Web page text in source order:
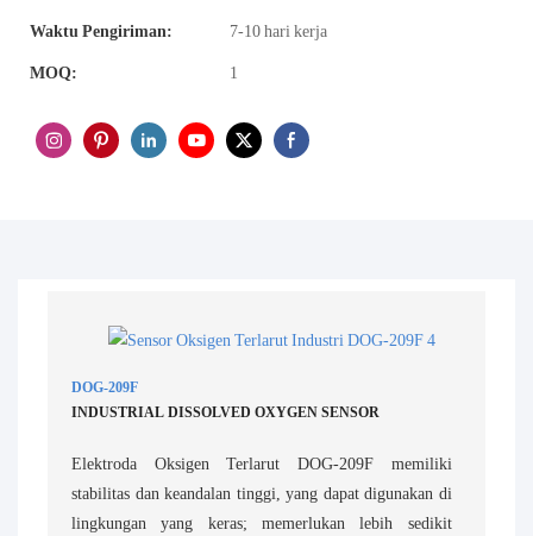
Waktu Pengiriman: 7-10 hari kerja
MOQ: 1
DOG-209F
INDUSTRIAL DISSOLVED OXYGEN SENSOR
Elektroda Oksigen Terlarut DOG-209F memiliki
stabilitas dan keandalan tinggi, yang dapat digunakan di
lingkungan yang keras; memerlukan lebih sedikit